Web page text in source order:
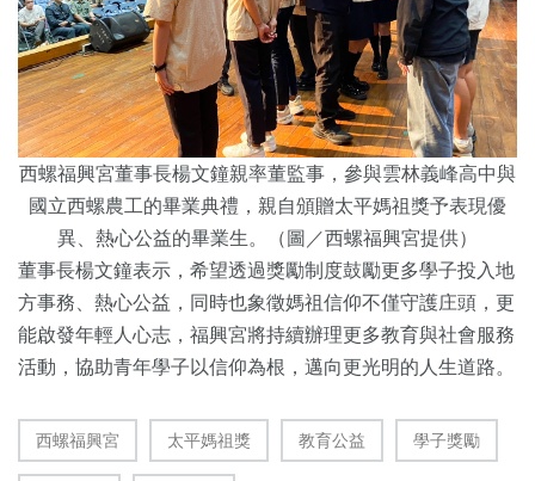
西螺福興宮董事長楊文鐘親率董監事，參與雲林義峰高中與
國立西螺農工的畢業典禮，親自頒贈太平媽祖獎予表現優
異、熱心公益的畢業生。（圖／西螺福興宮提供）
董事長楊文鐘表示，希望透過獎勵制度鼓勵更多學子投入地
方事務、熱心公益，同時也象徵媽祖信仰不僅守護庄頭，更
能啟發年輕人心志，福興宮將持續辦理更多教育與社會服務
活動，協助青年學子以信仰為根，邁向更光明的人生道路。
西螺福興宮 太平媽祖獎 教育公益 學子獎勵